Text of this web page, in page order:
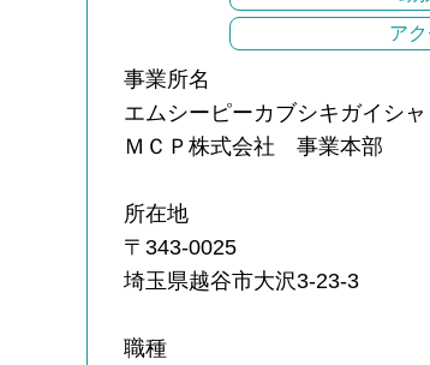
ア
事業所名
エムシーピーカブシキガイシ
ＭＣＰ株式会社 事業本部
所在地
〒343-0025
埼玉県越谷市大沢3-23-3
職種